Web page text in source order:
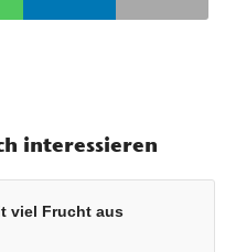
interessieren
viel Frucht aus